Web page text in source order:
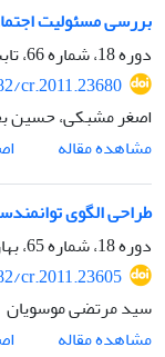
بررسی مسئولیت
دوره 18، شماره 66، تابستان 1390، صفحه
cr.2011.23680
اصغر مشبکی، حسین
مشاهده مقاله
طراحی الگوی
دوره 18، شماره 65، بهار 1390، صفحه
cr.2011.23605
سید مرتضی موسویان
مشاهده مقاله